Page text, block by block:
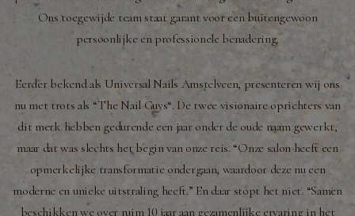
Ons toegewijde team staat garant voor een buitengewoon
persoonlijke en professionele benadering.
Eerder bekend als Universal Nails Amstelveen, presenteren wij ons
nu met trots als “The Nail Guys“. De twee visionaire oprichters van
dit merk hebben gedurende een jaar onder de oude naam gewerkt,
maar dat was slechts het begin van onze reis. “Onze salon heeft een
opmerkelijke transformatie ondergaan, waardoor deze nu een
moderne en unieke uitstraling heeft.” En daar stopt het niet. “Samen
beschikken we over ruim 10 jaar aan gezamenlijke ervaring in het